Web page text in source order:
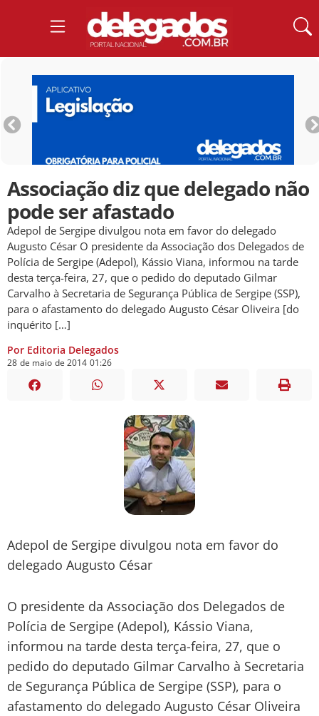
Associação diz que delegado não
pode ser afastado
Adepol de Sergipe divulgou nota em favor do delegado
Augusto César O presidente da Associação dos Delegados de
Polícia de Sergipe (Adepol), Kássio Viana, informou na tarde
desta terça-feira, 27, que o pedido do deputado Gilmar
Carvalho à Secretaria de Segurança Pública de Sergipe (SSP),
para o afastamento do delegado Augusto César Oliveira [do
inquérito […]
Por Editoria Delegados
28 de maio de 2014 01:26
Adepol de Sergipe divulgou nota em favor do
delegado Augusto César
O presidente da Associação dos Delegados de
Polícia de Sergipe (Adepol), Kássio Viana,
informou na tarde desta terça-feira, 27, que o
pedido do deputado Gilmar Carvalho à Secretaria
de Segurança Pública de Sergipe (SSP), para o
afastamento do delegado Augusto César Oliveira